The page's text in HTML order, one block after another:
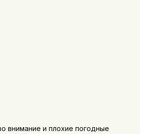
внимание и плохие погодные